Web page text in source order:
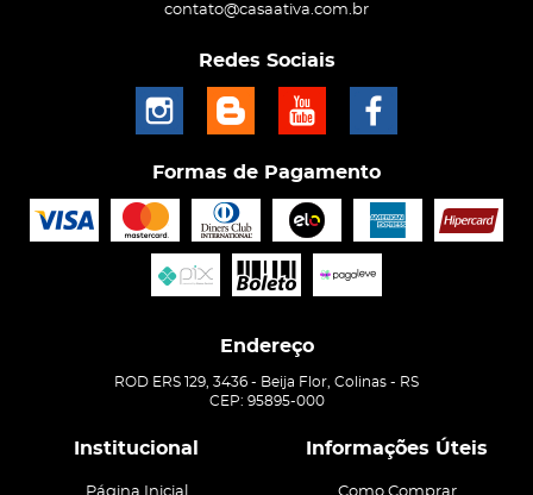
contato@casaativa.com.br
Redes Sociais
Formas de Pagamento
Endereço
ROD ERS 129, 3436 - Beija Flor, Colinas - RS
CEP: 95895-000
Institucional Informações Úteis